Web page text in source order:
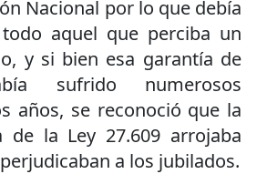
Nacional por lo que debía
aquel que perciba un
y si bien esa garantía de
sufrido numerosos
años, se reconoció que la
de la Ley 27.609 arrojaba
a los jubilados.